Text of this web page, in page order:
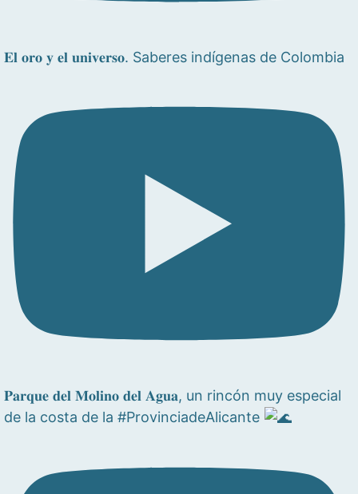
𝐄𝐥 𝐨𝐫𝐨 𝐲 𝐞𝐥 𝐮𝐧𝐢𝐯𝐞𝐫𝐬𝐨. Saberes indígenas de Colombia
𝐏𝐚𝐫𝐪𝐮𝐞 𝐝𝐞𝐥 𝐌𝐨𝐥𝐢𝐧𝐨 𝐝𝐞𝐥 𝐀𝐠𝐮𝐚, un rincón muy especial
de la costa de la #ProvinciadeAlicante